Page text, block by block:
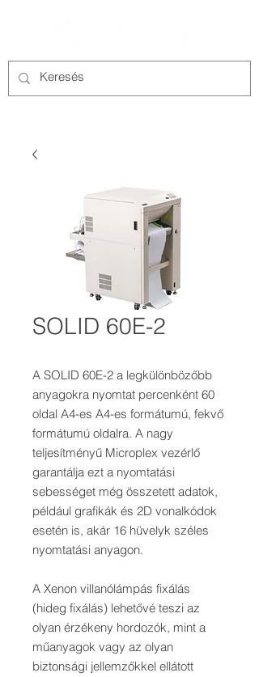
SOLID 60E-2
A SOLID 60E-2 a legkülönbözőbb
anyagokra nyomtat percenként 60
oldal A4-es A4-es formátumú, fekvő
formátumú oldalra. A nagy
teljesítményű Microplex vezérlő
garantálja ezt a nyomtatási
sebességet még összetett adatok,
például grafikák és 2D vonalkódok
esetén is, akár 16 hüvelyk széles
nyomtatási anyagon.
A Xenon villanólámpás fixálás
(hideg fixálás) lehetővé teszi az
olyan érzékeny hordozók, mint a
műanyagok vagy az olyan
biztonsági jellemzőkkel ellátott